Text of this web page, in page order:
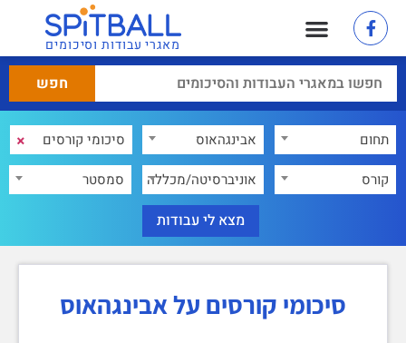
מאגרי עבודות וסיכומים
תחום אבינגהאוס ×
קורס אוניברסיטה/מכללה סמסטר
סיכומי קורסים על אבינגהאוס